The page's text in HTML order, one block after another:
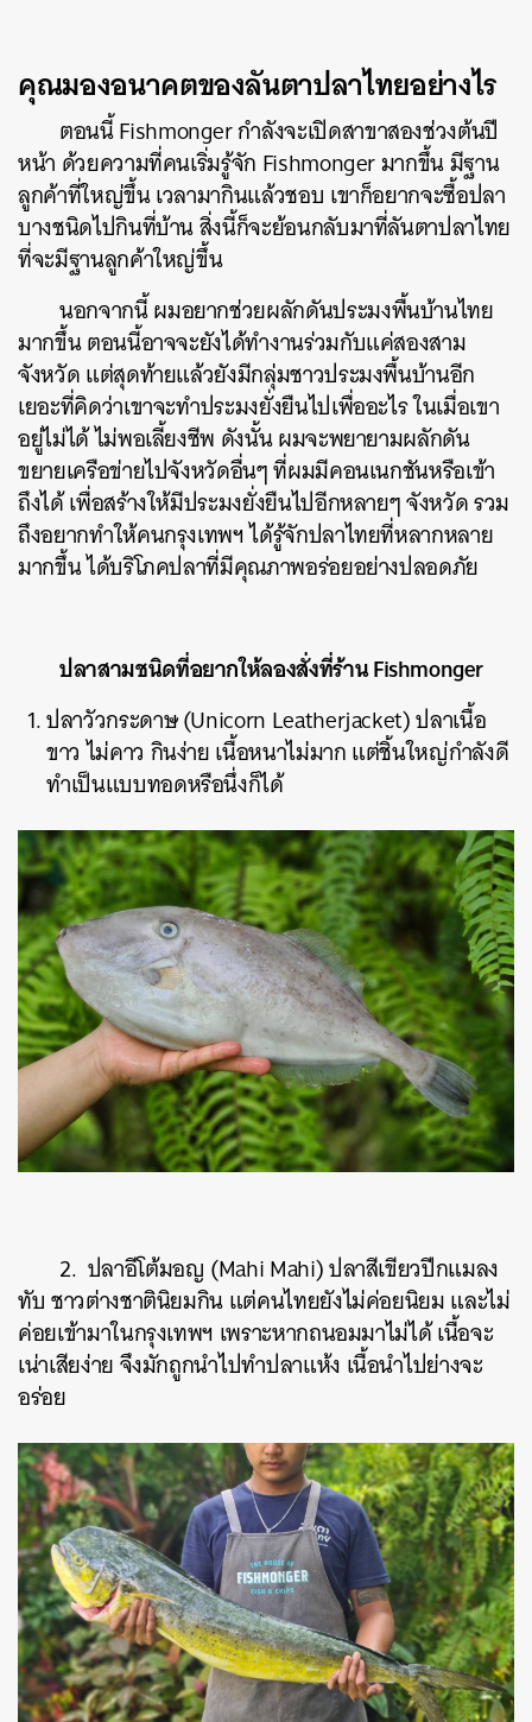
คุณมองอนาคตของลันตาปลาไทยอย่างไร
ตอนนี้ Fishmonger กำลังจะเปิดสาขาสองช่วงต้นปี
หน้า ด้วยความที่คนเริ่มรู้จัก Fishmonger มากขึ้น มีฐาน
ลูกค้าที่ใหญ่ขึ้น เวลามากินแล้วชอบ เขาก็อยากจะซื้อปลา
บางชนิดไปกินที่บ้าน สิ่งนี้ก็จะย้อนกลับมาที่ลันตาปลาไทย
ที่จะมีฐานลูกค้าใหญ่ขึ้น
นอกจากนี้ ผมอยากช่วยผลักดันประมงพื้นบ้านไทย
มากขึ้น ตอนนี้อาจจะยังได้ทำงานร่วมกับแค่สองสาม
จังหวัด แต่สุดท้ายแล้วยังมีกลุ่มชาวประมงพื้นบ้านอีก
เยอะที่คิดว่าเขาจะทำประมงยั่งยืนไปเพื่ออะไร ในเมื่อเขา
อยู่ไม่ได้ ไม่พอเลี้ยงชีพ ดังนั้น ผมจะพยายามผลักดัน
ขยายเครือข่ายไปจังหวัดอื่นๆ ที่ผมมีคอนเนกชันหรือเข้า
ถึงได้ เพื่อสร้างให้มีประมงยั่งยืนไปอีกหลายๆ จังหวัด รวม
ถึงอยากทำให้คนกรุงเทพฯ ได้รู้จักปลาไทยที่หลากหลาย
มากขึ้น ได้บริโภคปลาที่มีคุณภาพอร่อยอย่างปลอดภัย
ปลาสามชนิดที่อยากให้ลองสั่งที่ร้าน Fishmonger
ปลาวัวกระดาษ (Unicorn Leatherjacket) ปลาเนื้อ
ขาว ไม่คาว กินง่าย เนื้อหนาไม่มาก แต่ชิ้นใหญ่กำลังดี
ทำเป็นแบบทอดหรือนึ่งก็ได้
2. ปลาอีโต้มอญ (Mahi Mahi) ปลาสีเขียวปีกแมลง
ทับ ชาวต่างชาตินิยมกิน แต่คนไทยยังไม่ค่อยนิยม และไม่
ค่อยเข้ามาในกรุงเทพฯ เพราะหากถนอมมาไม่ได้ เนื้อจะ
เน่าเสียง่าย จึงมักถูกนำไปทำปลาแห้ง เนื้อนำไปย่างจะ
อร่อย